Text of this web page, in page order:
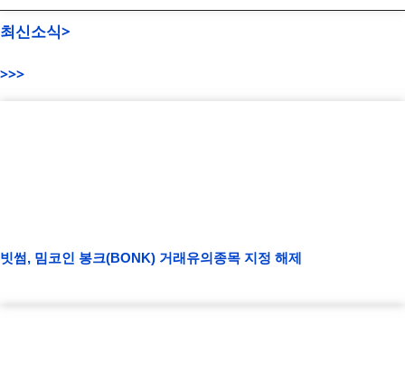
최신소식>
>>>
빗썸, 밈코인 봉크(BONK) 거래유의종목 지정 해제